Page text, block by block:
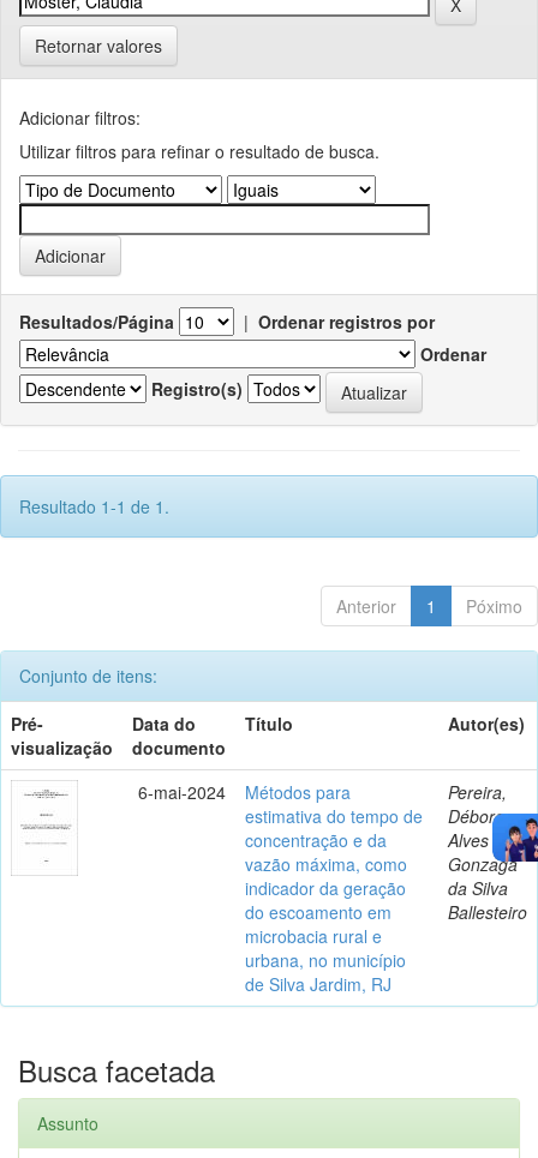
Retornar valores
Adicionar filtros:
Utilizar filtros para refinar o resultado de busca.
Resultados/Página | Ordenar registros por
Ordenar
Registro(s)
Resultado 1-1 de 1.
Anterior 1 Póximo
Conjunto de itens:
Pré-
visualização
Data do
documento
Título Autor(es)
6-mai-2024
Métodos para
estimativa do tempo de
concentração e da
vazão máxima, como
indicador da geração
do escoamento em
microbacia rural e
urbana, no município
de Silva Jardim, RJ
Pereira,
Débora
Alves
Gonzaga
da Silva
Ballesteiro
Busca facetada
Assunto